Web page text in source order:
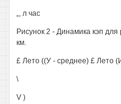
„, л час
Рисунок 2 - Динамика кэп
км.
£ Лето ((У - среднее) £ Лето
\
V )